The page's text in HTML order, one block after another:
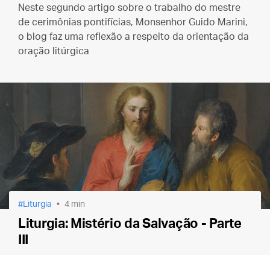
Neste segundo artigo sobre o trabalho do mestre
de cerimônias pontifícias, Monsenhor Guido Marini,
o blog faz uma reflexão a respeito da orientação da
oração litúrgica
Liturgia 4 min
Liturgia: Mistério da Salvação - Parte